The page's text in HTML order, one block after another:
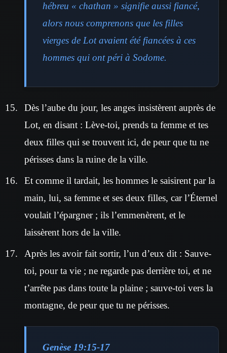
hébreu « chathan » signifie aussi fiancé,
alors nous comprenons que les filles
vierges de Lot avaient été fiancées à ces
hommes qui ont péri à Sodome.
Dès l’aube du jour, les anges insistèrent auprès de
Lot, en disant : Lève-toi, prends ta femme et tes
deux filles qui se trouvent ici, de peur que tu ne
périsses dans la ruine de la ville.
Et comme il tardait, les hommes le saisirent par la
main, lui, sa femme et ses deux filles, car l’Éternel
voulait l’épargner ; ils l’emmenèrent, et le
laissèrent hors de la ville.
Après les avoir fait sortir, l’un d’eux dit : Sauve-
toi, pour ta vie ; ne regarde pas derrière toi, et ne
t’arrête pas dans toute la plaine ; sauve-toi vers la
montagne, de peur que tu ne périsses.
Genèse 19:15-17